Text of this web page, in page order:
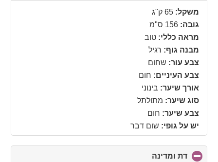
משקל: 65 ק"ג
גובה: 156 ס"מ
מראה כללי: טוב
מבנה גוף: רגיל
צבע עור: שחום
צבע העיניים: חום
אורך שיער: בינוני
סוג שיער: מתולתל
צבע שיער: חום
יש על גופי: שום דבר
דת ומדינה